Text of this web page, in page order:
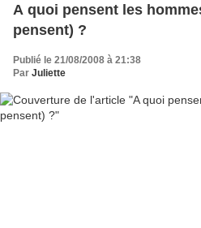
A quoi pensent les
pensent) ?
Publié le 21/08/2008 à 21:38
Par Juliette